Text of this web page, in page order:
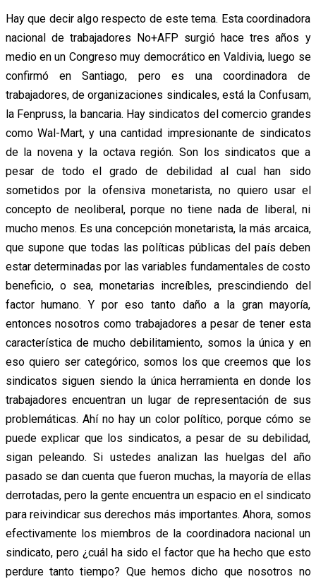
Hay que decir algo respecto de este tema. Esta coordinadora
nacional de trabajadores No+AFP surgió hace tres años y
medio en un Congreso muy democrático en Valdivia, luego se
confirmó en Santiago, pero es una coordinadora de
trabajadores, de organizaciones sindicales, está la Confusam,
la Fenpruss, la bancaria. Hay sindicatos del comercio grandes
como Wal-Mart, y una cantidad impresionante de sindicatos
de la novena y la octava región. Son los sindicatos que a
pesar de todo el grado de debilidad al cual han sido
sometidos por la ofensiva monetarista, no quiero usar el
concepto de neoliberal, porque no tiene nada de liberal, ni
mucho menos. Es una concepción monetarista, la más arcaica,
que supone que todas las políticas públicas del país deben
estar determinadas por las variables fundamentales de costo
beneficio, o sea, monetarias increíbles, prescindiendo del
factor humano. Y por eso tanto daño a la gran mayoría,
entonces nosotros como trabajadores a pesar de tener esta
característica de mucho debilitamiento, somos la única y en
eso quiero ser categórico, somos los que creemos que los
sindicatos siguen siendo la única herramienta en donde los
trabajadores encuentran un lugar de representación de sus
problemáticas. Ahí no hay un color político, porque cómo se
puede explicar que los sindicatos, a pesar de su debilidad,
sigan peleando. Si ustedes analizan las huelgas del año
pasado se dan cuenta que fueron muchas, la mayoría de ellas
derrotadas, pero la gente encuentra un espacio en el sindicato
para reivindicar sus derechos más importantes. Ahora, somos
efectivamente los miembros de la coordinadora nacional un
sindicato, pero ¿cuál ha sido el factor que ha hecho que esto
perdure tanto tiempo? Que hemos dicho que nosotros no